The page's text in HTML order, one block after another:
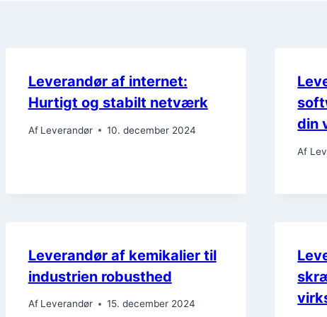
Leverandør af internet:
Hurtigt og stabilt netværk
Af Leverandør 10. december 2024
din
Af
Leverandør af kemikalier til
industrien robusthed
Af Leverandør 15. december 2024